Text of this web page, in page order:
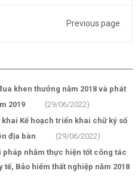
Previous page
khen thưởng năm 2018 và phát
2019
(29/06/2022)
Kế hoạch triển khai chữ ký số
địa bàn
(29/06/2022)
nhằm thực hiện tốt công tác
tế, Bảo hiểm thất nghiệp năm 2018